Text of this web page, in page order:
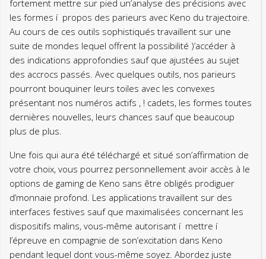
fortement mettre sur pied un’analyse des précisions avec
les formes í propos des parieurs avec Keno du trajectoire.
Au cours de ces outils sophistiqués travaillent sur une
suite de mondes lequel offrent la possibilité )’accéder à
des indications approfondies sauf que ajustées au sujet
des accrocs passés. Avec quelques outils, nos parieurs
pourront bouquiner leurs toiles avec les convexes
présentant nos numéros actifs , ! cadets, les formes toutes
dernières nouvelles, leurs chances sauf que beaucoup
plus de plus.
Une fois qui aura été téléchargé et situé son’affirmation de
votre choix, vous pourrez personnellement avoir accès à le
options de gaming de Keno sans être obligés prodiguer
d’monnaie profond. Les applications travaillent sur des
interfaces festives sauf que maximalisées concernant les
dispositifs malins, vous-même autorisant í mettre í
l’épreuve en compagnie de son’excitation dans Keno
pendant lequel dont vous-même soyez. Abordez juste